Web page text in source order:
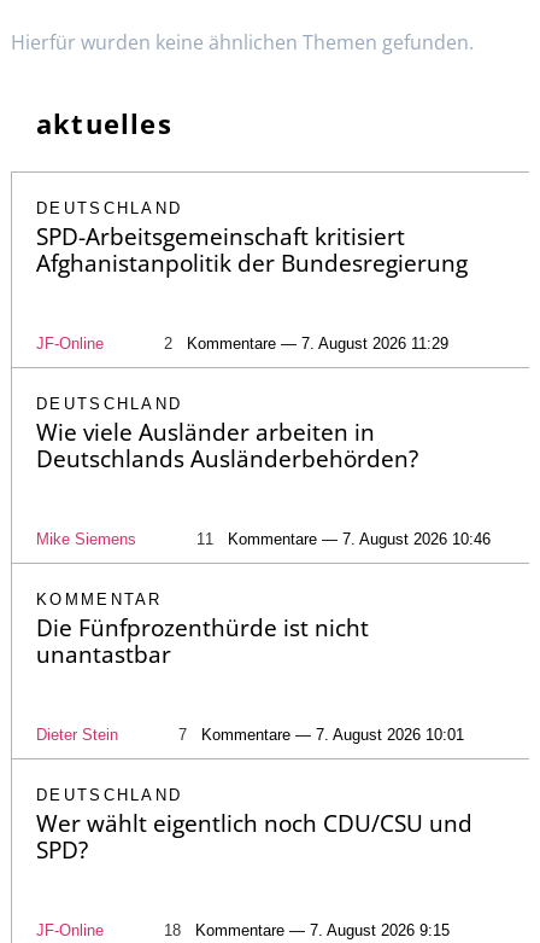
Hierfür wurden keine ähnlichen Themen gefunden.
aktuelles
DEUTSCHLAND
SPD-Arbeitsgemeinschaft kritisiert
Afghanistanpolitik der Bundesregierung
JF-Online 2 Kommentare — 7. August 2026 11:29
DEUTSCHLAND
Wie viele Ausländer arbeiten in
Deutschlands Ausländerbehörden?
Mike Siemens 11 Kommentare — 7. August 2026 10:46
KOMMENTAR
Die Fünfprozenthürde ist nicht
unantastbar
Dieter Stein 7 Kommentare — 7. August 2026 10:01
DEUTSCHLAND
Wer wählt eigentlich noch CDU/CSU und
SPD?
JF-Online 18 Kommentare — 7. August 2026 9:15